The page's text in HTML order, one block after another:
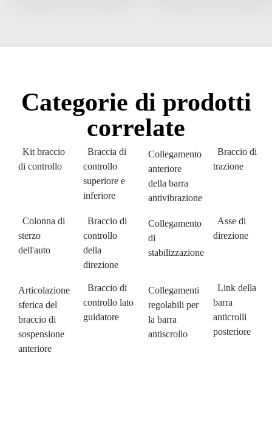
Categorie di prodotti
correlate
Kit braccio
di controllo
Braccia di
controllo
superiore e
inferiore
Collegamento
anteriore
della barra
antivibrazione
Braccio di
trazione
Colonna di
sterzo
dell'auto
Braccio di
controllo
della
direzione
Collegamento
di
stabilizzazione
Asse di
direzione
Articolazione
sferica del
braccio di
sospensione
anteriore
Braccio di
controllo lato
guidatore
Collegamenti
regolabili per
la barra
antiscrollo
Link della
barra
anticrolli
posteriore